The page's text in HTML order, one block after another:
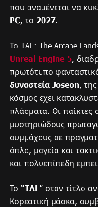
που αναμένεται να
PC, το 2027.
Το TAL: The Arcane
Unreal Engine 5,
πρωτότυπο
δυναστεία Joseon,
κόσμος έχει
πλάσματα. Οι παίκτες
μυστηριώδους
συμμάχους σε
όπλα, μαγεία και
και πολυεπίπεδη
Το “TAL” στον τίτλο
Κορεατική μάσκα,